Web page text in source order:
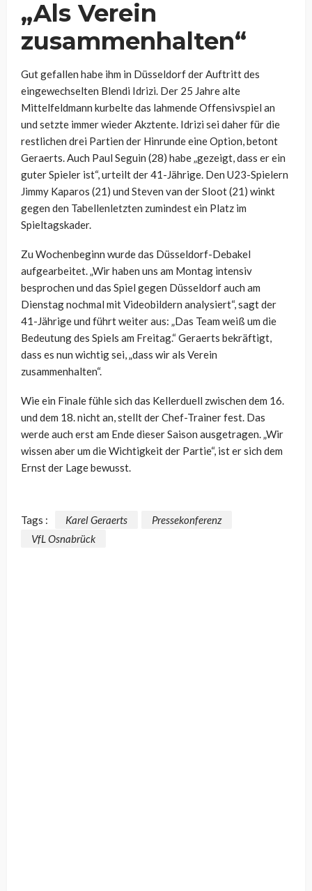
„Als Verein
zusammenhalten“
Gut gefallen habe ihm in Düsseldorf der Auftritt des
eingewechselten Blendi Idrizi. Der 25 Jahre alte
Mittelfeldmann kurbelte das lahmende Offensivspiel an
und setzte immer wieder Akztente. Idrizi sei daher für die
restlichen drei Partien der Hinrunde eine Option, betont
Geraerts. Auch Paul Seguin (28) habe „gezeigt, dass er ein
guter Spieler ist“, urteilt der 41-Jährige. Den U23-Spielern
Jimmy Kaparos (21) und Steven van der Sloot (21) winkt
gegen den Tabellenletzten zumindest ein Platz im
Spieltagskader.
Zu Wochenbeginn wurde das Düsseldorf-Debakel
aufgearbeitet. „Wir haben uns am Montag intensiv
besprochen und das Spiel gegen Düsseldorf auch am
Dienstag nochmal mit Videobildern analysiert“, sagt der
41-Jährige und führt weiter aus: „Das Team weiß um die
Bedeutung des Spiels am Freitag.“ Geraerts bekräftigt,
dass es nun wichtig sei, „dass wir als Verein
zusammenhalten“.
Wie ein Finale fühle sich das Kellerduell zwischen dem 16.
und dem 18. nicht an, stellt der Chef-Trainer fest. Das
werde auch erst am Ende dieser Saison ausgetragen. „Wir
wissen aber um die Wichtigkeit der Partie“, ist er sich dem
Ernst der Lage bewusst.
Tags : Karel Geraerts
Pressekonferenz
VfL Osnabrück